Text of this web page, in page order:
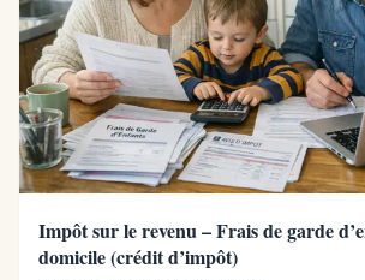
Impôt sur le revenu – Frais de garde
domicile (crédit d’impôt)